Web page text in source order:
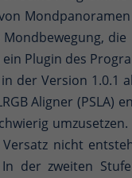
Plugin des
der Version 1.0.1
Aligner
nicht
der zweiten